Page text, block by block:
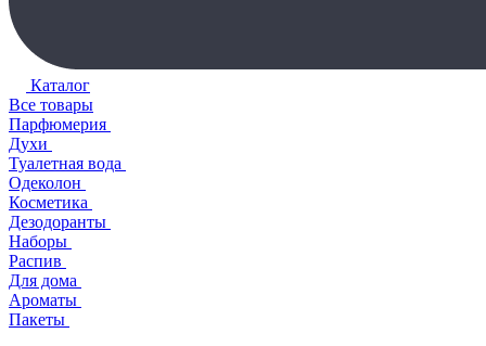
Каталог
Все товары
Парфюмерия
Духи
Туалетная вода
Одеколон
Косметика
Дезодоранты
Наборы
Распив
Для дома
Ароматы
Пакеты